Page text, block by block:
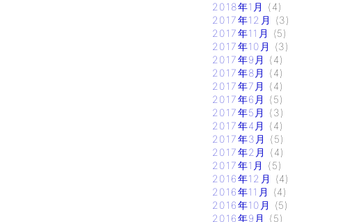
2018年1月
(4)
2017年12月
(3)
2017年11月
(5)
2017年10月
(3)
2017年9月
(4)
2017年8月
(4)
2017年7月
(4)
2017年6月
(5)
2017年5月
(3)
2017年4月
(4)
2017年3月
(5)
2017年2月
(4)
2017年1月
(5)
2016年12月
(4)
2016年11月
(4)
2016年10月
(5)
2016年9月
(5)